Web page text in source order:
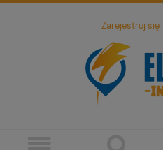
Zarejestruj się